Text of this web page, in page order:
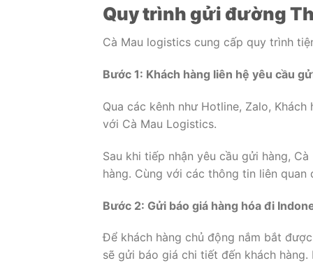
Quy trình gửi đường
Cà Mau logistics cung cấp quy trình
Bước 1: Khách hàng liên hệ yêu cầu
Qua các kênh như Hotline, Zalo,
với Cà Mau Logistics.
Sau khi tiếp nhận yêu cầu gửi hàng,
hàng. Cùng với các thông tin liên quan
Bước 2: Gửi báo giá hàng hóa đi
Để khách hàng chủ động nắm bắt
sẽ gửi báo giá chi tiết đến khách